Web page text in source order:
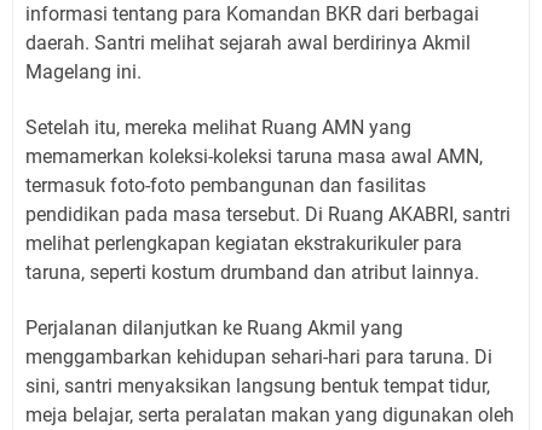
informasi tentang para Komandan BKR dari berbagai
daerah. Santri melihat sejarah awal berdirinya Akmil
Magelang ini.
Setelah itu, mereka melihat Ruang AMN yang
memamerkan koleksi-koleksi taruna masa awal AMN,
termasuk foto-foto pembangunan dan fasilitas
pendidikan pada masa tersebut. Di Ruang AKABRI, santri
melihat perlengkapan kegiatan ekstrakurikuler para
taruna, seperti kostum drumband dan atribut lainnya.
Perjalanan dilanjutkan ke Ruang Akmil yang
menggambarkan kehidupan sehari-hari para taruna. Di
sini, santri menyaksikan langsung bentuk tempat tidur,
meja belajar, serta peralatan makan yang digunakan oleh